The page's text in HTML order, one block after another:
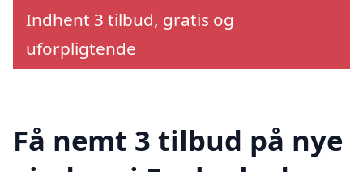
Indhent 3 tilbud, gratis og
uforpligtende
Få nemt 3 tilbud på nye